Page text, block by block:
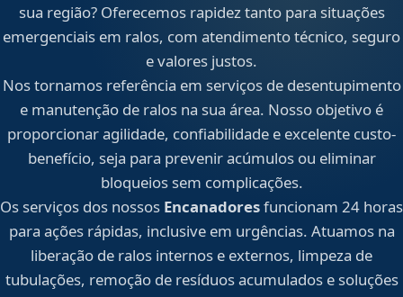
sua região? Oferecemos rapidez tanto para situações
emergenciais em ralos, com atendimento técnico, seguro
e valores justos.
Nos tornamos referência em serviços de desentupimento
e manutenção de ralos na sua área. Nosso objetivo é
proporcionar agilidade, confiabilidade e excelente custo-
benefício, seja para prevenir acúmulos ou eliminar
bloqueios sem complicações.
Os serviços dos nossos Encanadoresfuncionam 24 horas
para ações rápidas, inclusive em urgências. Atuamos na
liberação de ralos internos e externos, limpeza de
tubulações, remoção de resíduos acumulados e soluções